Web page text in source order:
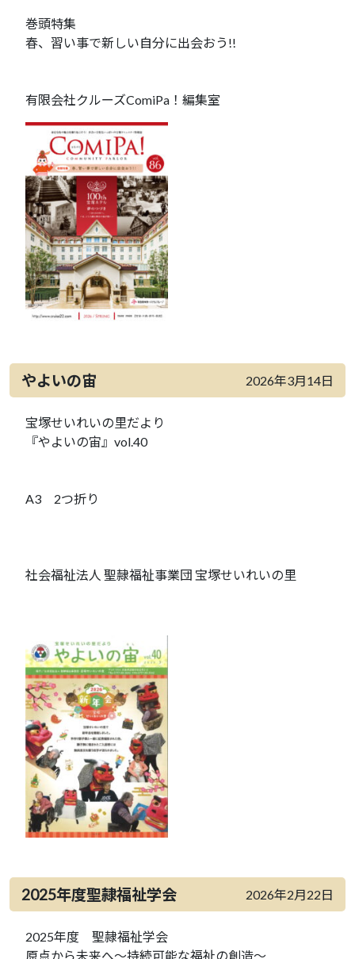
巻頭特集
春、習い事で新しい自分に出会おう!!
有限会社クルーズComiPa！編集室
やよいの宙 2026年3月14日
宝塚せいれいの里だより
『やよいの宙』vol.40
A3 2つ折り
社会福祉法人 聖隷福祉事業団 宝塚せいれいの里
2025年度聖隷福祉学会 2026年2月22日
2025年度 聖隷福祉学会
原点から未来へ～持続可能な福祉の創造～